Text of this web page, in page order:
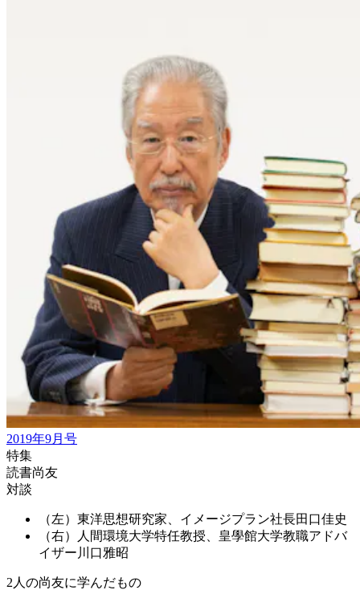
2019年9月号
特集
読書尚友
対談
（左）東洋思想研究家、イメージプラン社長田口佳史
（右）人間環境大学特任教授、皇學館大学教職アドバ
イザー 川口雅昭
2人の尚友に学んだもの